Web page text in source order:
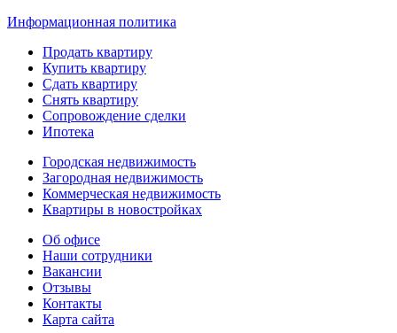
Информационная политика
Продать квартиру
Купить квартиру
Сдать квартиру
Снять квартиру
Сопровождение сделки
Ипотека
Городская недвижимость
Загородная недвижимость
Коммерческая недвижимость
Квартиры в новостройках
Об офисе
Наши сотрудники
Вакансии
Отзывы
Контакты
Карта сайта